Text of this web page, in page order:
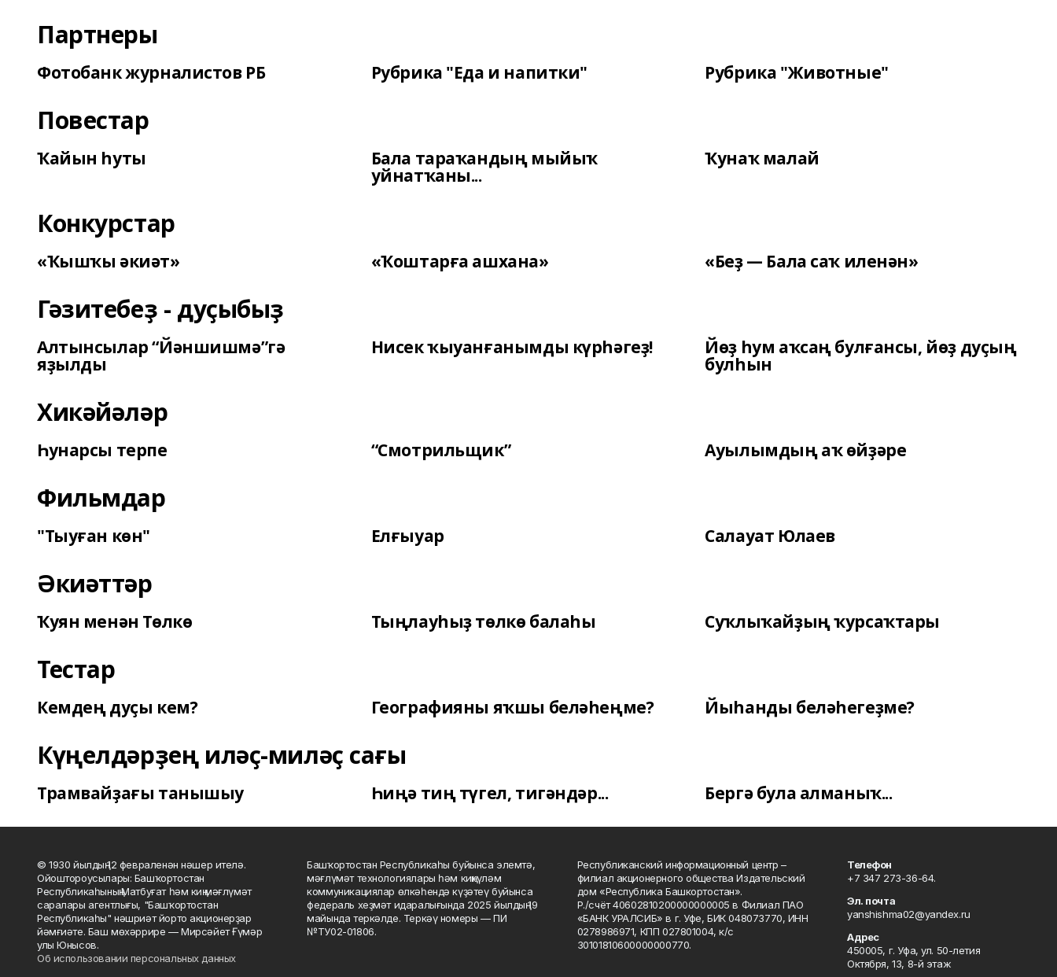
Партнеры
Фотобанк журналистов РБ Рубрика "Еда и напитки" Рубрика "Животные"
Повестар
Ҡайын һуты Бала тараҡандың мыйыҡ
уйнатҡаны...
Ҡунаҡ малай
Конкурстар
«Ҡышҡы әкиәт» «Ҡоштарға ашхана» «Беҙ — Бала саҡ иленән»
Гәзитебеҙ - дуҫыбыҙ
Алтынсылар “Йәншишмә”гә
яҙылды
Нисек ҡыуанғанымды күрһәгеҙ! Йөҙ һум аҡсаң булғансы, йөҙ дуҫың
булһын
Хикәйәләр
Һунарсы терпе “Смотрильщик” Ауылымдың аҡ өйҙәре
Фильмдар
"Тыуған көн" Елғыуар Салауат Юлаев
Әкиәттәр
Ҡуян менән Төлкө Тыңлауһыҙ төлкө балаһы Суҡлыҡайҙың ҡурсаҡтары
Тестар
Кемдең дуҫы кем? Географияны яҡшы беләһеңме? Йыһанды беләһегеҙме?
Күңелдәрҙең иләҫ-миләҫ сағы
Трамвайҙағы танышыу Һиңә тиң түгел, тигәндәр... Бергә була алманыҡ...
© 1930 йылдың 12 февраленән нәшер ителә.
Ойоштороусылары: Башҡортостан
Республикаһының Матбуғат һәм киң мәғлүмәт
саралары агентлығы, "Башҡортостан
Республикаһы" нәшриәт йорто акционерҙар
йәмғиәте. Баш мөхәррире — Мирсәйет Ғүмәр
улы Юнысов.
Об использовании персональных данных
Башҡортостан Республикаһы буйынса элемтә,
мәғлүмәт технологиялары һәм киңкүләм
коммуникациялар өлкәһендә күҙәтеү буйынса
федераль хеҙмәт идаралығында 2025 йылдың 19
майында теркәлде. Теркәү номеры — ПИ
№ТУ02-01806.
Республиканский информационный центр –
филиал акционерного общества Издательский
дом «Республика Башкортостан».
Р./счёт 40602810200000000005 в Филиал ПАО
«БАНК УРАЛСИБ» в г. Уфе, БИК 048073770, ИНН
0278986971, КПП 027801004, к/с
30101810600000000770.
Телефон
+7 347 273-36-64.
Эл. почта
yanshishma02@yandex.ru
Адрес
450005, г. Уфа, ул. 50-летия
Октября, 13, 8-й этаж